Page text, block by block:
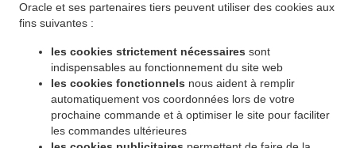
Oracle et ses partenaires tiers peuvent utiliser des cookies aux
fins suivantes :
les cookies strictement nécessaires sont
indispensables au fonctionnement du site web
les cookies fonctionnels nous aident à remplir
automatiquement vos coordonnées lors de votre
prochaine commande et à optimiser le site pour faciliter
les commandes ultérieures
plats cuisinés Indiens Asse Zellik . Livraison de plats cuisinés Indiens Asse . Livraison de
Livraison de plats cuisinés Indiens Dilbeek Anderlecht . Livraison de plats cuisinés
Indiens Dilbeek . Livraison de plats cuisinés Indiens Beersel Uccle . Livraison de plats
cuisinés Indiens Beersel Livraison de plats cuisinés Indiens ワーフェル Bruxelles
Livraison de plats cuisinés Indiens ワーフェル . Livraison de plats cuisinés Indiens
Watermael-Boitsfort Boitsfort . Livraison de plats cuisinés Indiens Watermael-Boitsfort